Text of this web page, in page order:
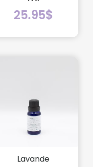
25.95$
Lavande